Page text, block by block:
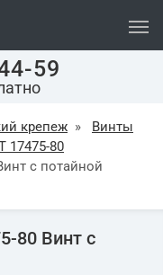
59
крепеж »
Винты
17475-80
с потайной
80 Винт с